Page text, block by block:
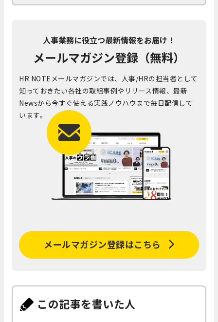
人事業務に役立つ最新情報をお届け！
メールマガジン登録（無料）
HR NOTEメールマガジンでは、人事/HRの担当者として
知っておきたい各社の取組事例やリリース情報、最新
Newsから今すぐ使える実践ノウハウまで毎日配信して
います。
メールマガジン登録はこちら
この記事を書いた人